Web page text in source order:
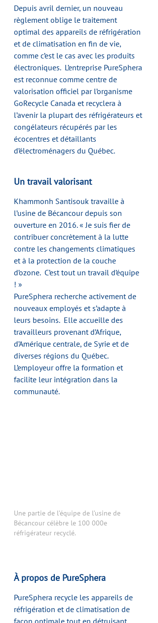
Depuis avril dernier, un nouveau
règlement oblige le traitement
optimal des appareils de réfrigération
et de climatisation en fin de vie,
comme c’est le cas avec les produits
électroniques.  L’entreprise PureSphera
est reconnue comme centre de
valorisation officiel par l’organisme
GoRecycle Canada et recyclera à
l’avenir la plupart des réfrigérateurs et
congélateurs récupérés par les
écocentres et détaillants
d’électroménagers du Québec.
Un travail valorisant
Khammonh Santisouk travaille à
l’usine de Bécancour depuis son
ouverture en 2016. « Je suis fier de
contribuer concrètement à la lutte
contre les changements climatiques
et à la protection de la couche
d’ozone.  C’est tout un travail d’équipe
! »
PureSphera recherche activement de
nouveaux employés et s’adapte à
leurs besoins.  Elle accueille des
travailleurs provenant d’Afrique,
d’Amérique centrale, de Syrie et de
diverses régions du Québec.
L’employeur offre la formation et
facilite leur intégration dans la
communauté.
Une partie de l’équipe de l’usine de
Bécancour célèbre le 100 000e
réfrigérateur recyclé.
À propos de PureSphera
PureSphera recycle les appareils de
réfrigération et de climatisation de
façon optimale tout en détruisant